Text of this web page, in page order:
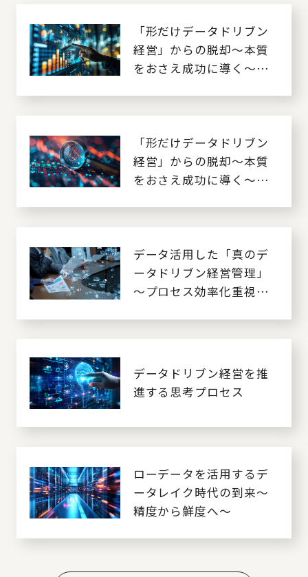
「形だけデータドリブン
経営」からの脱却～本質
をおさえ成功に導く～
「形だけデータドリブン
経営」からの脱却～本質
をおさえ成功に導く～
データ活用した「真のデ
ータドリブン経営管理」
～プロセス効率化重視か
データドリブン経営を推
進する思考プロセス
ローデータを活用するデ
ータレイク時代の到来～
精度から鮮度へ～